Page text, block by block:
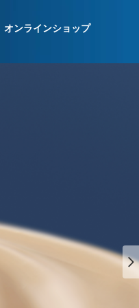
オンラインショップ